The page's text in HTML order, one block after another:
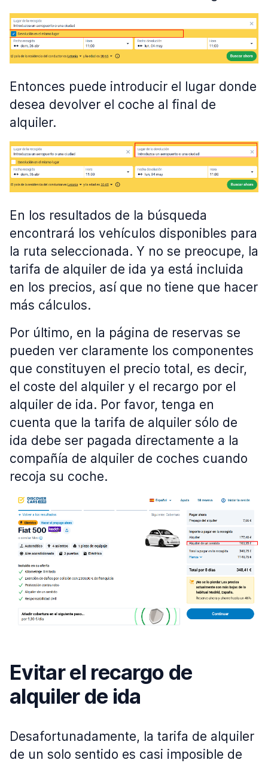
Entonces puede introducir el lugar donde
desea devolver el coche al final de
alquiler.
En los resultados de la búsqueda
encontrará los vehículos disponibles para
la ruta seleccionada. Y no se preocupe, la
tarifa de alquiler de ida ya está incluida
en los precios, así que no tiene que hacer
más cálculos.
Por último, en la página de reservas se
pueden ver claramente los componentes
que constituyen el precio total, es decir,
el coste del alquiler y el recargo por el
alquiler de ida. Por favor, tenga en
cuenta que la tarifa de alquiler sólo de
ida debe ser pagada directamente a la
compañía de alquiler de coches cuando
recoja su coche.
Evitar el recargo de
alquiler de ida
Desafortunadamente, la tarifa de alquiler
de un solo sentido es casi imposible de